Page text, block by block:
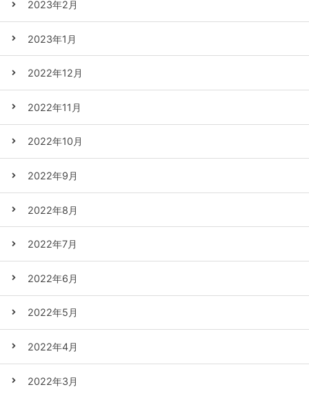
2023年2月
2023年1月
2022年12月
2022年11月
2022年10月
2022年9月
2022年8月
2022年7月
2022年6月
2022年5月
2022年4月
2022年3月